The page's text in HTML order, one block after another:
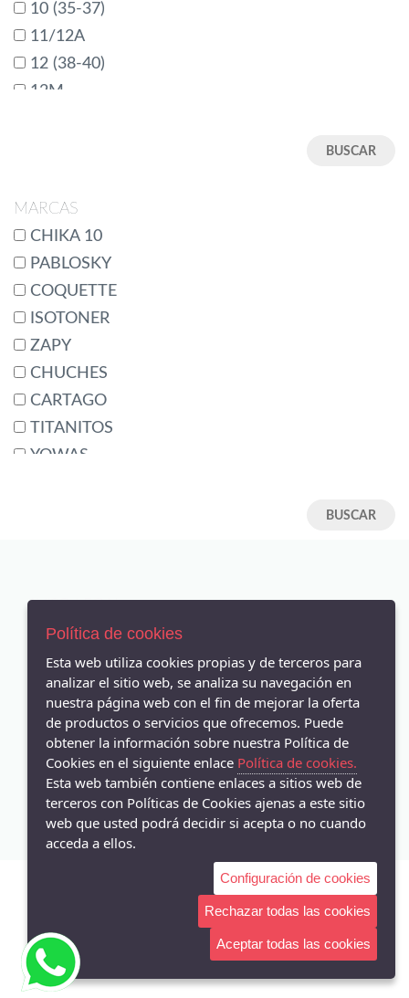
10 (35-37)
11/12A
12 (38-40)
12M
19/20
2 (23-25)
20
21
22
22/23
23
24
24/25
24M
28/29
29
3/4A
30
31
31/32
32
34/35
35
MARCAS
CHIKA 10
PABLOSKY
COQUETTE
ISOTONER
ZAPY
CHUCHES
CARTAGO
TITANITOS
YOWAS
BIOMECANICS
COQUEFLEX
PUMA
IGOR
GARZÓN
FLEXINENS
IPANEMA
GRENDHA
VUL-PEQUES
AVISO LEGAL
POLÍTICA DE COOKIES
POLÍTICA DE PRIVACIDAD
Pasatitos - Calle Carretera de Carmona 30, Sevilla - 41008 (Sevilla)
672629982
Política de cookies
Esta web utiliza cookies propias y de terceros para
analizar el sitio web, se analiza su navegación en
nuestra página web con el fin de mejorar la oferta
de productos o servicios que ofrecemos. Puede
obtener la información sobre nuestra Política de
Cookies en el siguiente enlace Política de cookies.
Esta web también contiene enlaces a sitios web de
terceros con Políticas de Cookies ajenas a este sitio
web que usted podrá decidir si acepta o no cuando
acceda a ellos.
Configuración de cookies
Rechazar todas las cookies
Aceptar todas las cookies